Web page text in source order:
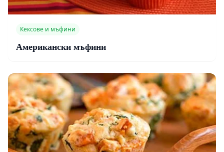
Кексове и мъфини
Американски мъфини